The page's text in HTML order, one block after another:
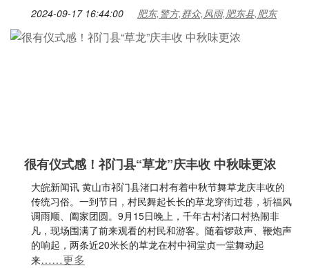
2024-09-17 16:44:00 肥东,警方,群众,风雨,肥东县,肥东
很有仪式感！祁门县“草龙”庆丰收 中秋味更浓
大皖新闻讯 黄山市祁门县渚口村有着中秋节舞草龙庆丰收的
传统习俗。一到节日，村民舞起长长的草龙穿街过巷，祈福风
调雨顺、阖家团圆。9月15日晚上，千年古村渚口村热闹非
凡，现场围满了前来观看的村民和游客。随着锣鼓声、鞭炮声
的响起，两条近20米长的草龙在村中祠堂贞一堂舞动起
来……更多